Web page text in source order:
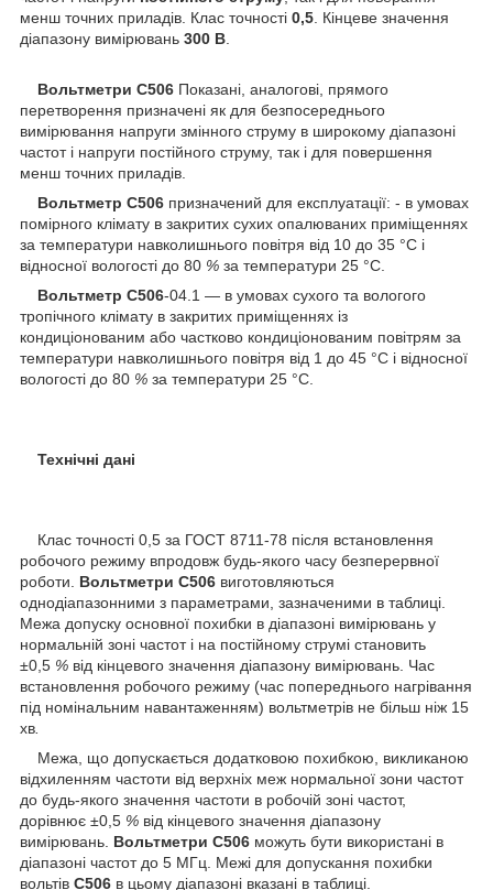
менш точних приладів. Клас точності 0,5. Кінцеве значення
діапазону вимірювань 300 В.
Вольтметри С506 Показані, аналогові, прямого
перетворення призначені як для безпосереднього
вимірювання напруги змінного струму в широкому діапазоні
частот і напруги постійного струму, так і для повершення
менш точних приладів.
Вольтметр С506 призначений для експлуатації: - в умовах
помірного клімату в закритих сухих опалюваних приміщеннях
за температури навколишнього повітря від 10 до 35 °C і
відносної вологості до 80 % за температури 25 °C.
Вольтметр С506-04.1 — в умовах сухого та вологого
тропічного клімату в закритих приміщеннях із
кондиціонованим або частково кондиціонованим повітрям за
температури навколишнього повітря від 1 до 45 °C і відносної
вологості до 80 % за температури 25 °C.
Технічні дані
Клас точності 0,5 за ГОСТ 8711-78 після встановлення
робочого режиму впродовж будь-якого часу безперервної
роботи. Вольтметри С506 виготовляються
однодіапазонними з параметрами, зазначеними в таблиці.
Межа допуску основної похибки в діапазоні вимірювань у
нормальній зоні частот і на постійному струмі становить
±0,5 % від кінцевого значення діапазону вимірювань. Час
встановлення робочого режиму (час попереднього нагрівання
під номінальним навантаженням) вольтметрів не більш ніж 15
хв.
Межа, що допускається додатковою похибкою, викликаною
відхиленням частоти від верхніх меж нормальної зони частот
до будь-якого значення частоти в робочій зоні частот,
дорівнює ±0,5 % від кінцевого значення діапазону
вимірювань. Вольтметри С506 можуть бути використані в
діапазоні частот до 5 МГц. Межі для допускання похибки
вольтів С506 в цьому діапазоні вказані в таблиці.